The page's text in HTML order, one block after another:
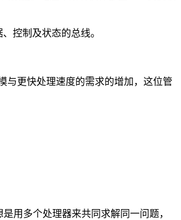
控制及状态的总线。
与更快处理速度的需求的增加，这位管
用多个处理器来共同求解同一问题，